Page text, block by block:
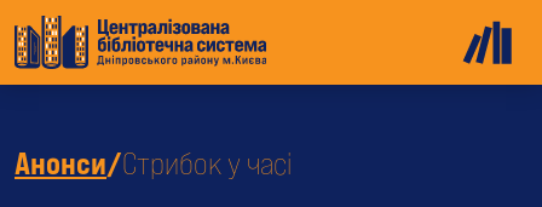
Анонси/Стрибок у часі